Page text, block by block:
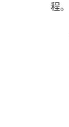
程。